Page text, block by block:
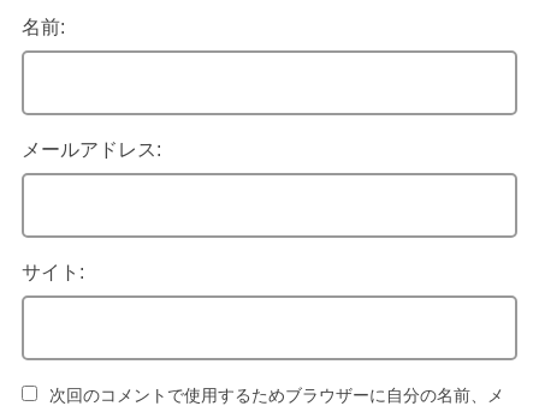
名前:
メールアドレス:
サイト:
次回のコメントで使用するためブラウザーに自分の名前、メ